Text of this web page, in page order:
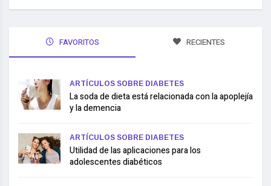
FAVORITOS RECIENTES
ARTÍCULOS SOBRE DIABETES
La soda de dieta está relacionada con la apoplejía
y la demencia
ARTÍCULOS SOBRE DIABETES
Utilidad de las aplicaciones para los
adolescentes diabéticos